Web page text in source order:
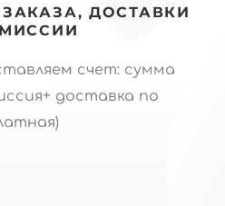
ДОСТАВКИ
счет: сумма
доставка по